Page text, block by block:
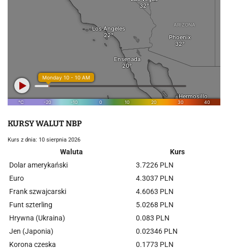
KURSY WALUT NBP
Kurs z dnia: 10 sierpnia 2026
Waluta
Kurs
Dolar amerykański
3.7226 PLN
Euro
4.3037 PLN
Frank szwajcarski
4.6063 PLN
Funt szterling
5.0268 PLN
Hrywna (Ukraina)
0.083 PLN
Jen (Japonia)
0.02346 PLN
Korona czeska
0.1773 PLN